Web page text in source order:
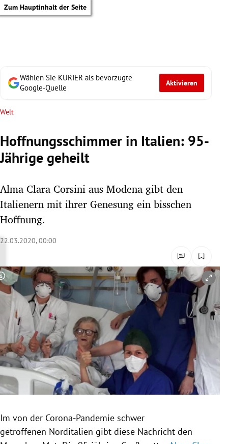
Zum Hauptinhalt der Seite
Untermenü
Untermenü
Untermenü
Untermenü
Untermenü
Untermenü
Untermenü
Untermenü
Wählen Sie KURIER als bevorzugte
Google-Quelle
Aktivieren
Welt
Hoffnungsschimmer in Italien: 95-
Jährige geheilt
Alma Clara Corsini aus Modena gibt den
Italienern mit ihrer Genesung ein bisschen
Hoffnung.
22.03.2020, 00:00
Copyright-Hinweis öffnen/schließen
Im von der Corona-Pandemie schwer
getroffenen Norditalien gibt diese Nachricht den